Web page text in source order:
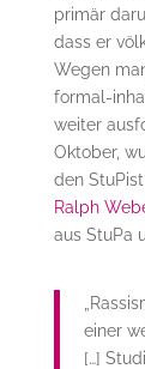
primär
dass er
Wegen
formal-
weiter
Oktober,
den
Ralph
aus StuPa
einer
[…]